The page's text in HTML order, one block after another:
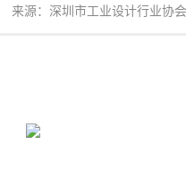
来源：深圳市工业设计行业协会